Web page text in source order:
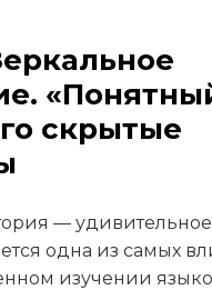
скрытые
— удивительное
одна из самых
изучении